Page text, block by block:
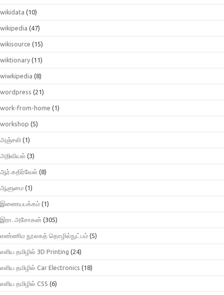
wikidata (10)
wikipedia (47)
wikisource (15)
wiktionary (11)
wiwkipedia (8)
wordpress (21)
work-from-home (1)
workshop (5)
அஞ்சலி (1)
அறிவியல் (3)
ஆர்.கதிர்வேல் (8)
ஆளுமை (1)
இணையபக்கம் (1)
இரா. அசோகன் (305)
எண்ணிம நூலகத் தொழில்நுட்பம் (5)
எளிய தமிழில் 3D Printing (24)
எளிய தமிழில் Car Electronics (18)
எளிய தமிழில் CSS (6)